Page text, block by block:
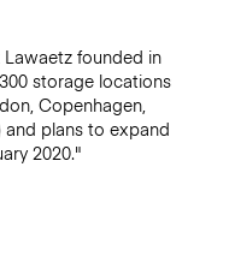
founded in
storage locations
Copenhagen,
and plans to expand
2020."